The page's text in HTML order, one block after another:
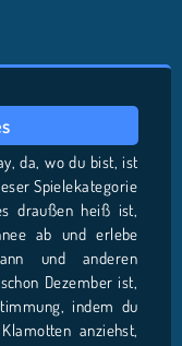
da, wo du bist, ist
Spielekategorie
draußen heiß ist,
ab und erlebe
und anderen
Dezember ist,
indem du
anziehst,